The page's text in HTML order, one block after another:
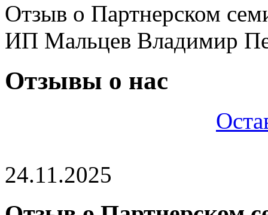
Отзыв о Партнерском
ИП Мальцев Владимир
Отзывы о нас
24.11.2025